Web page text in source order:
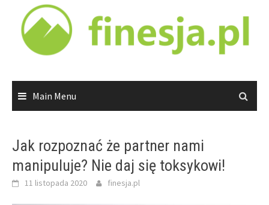
content
Main Menu
Jak rozpoznać że partner nami
manipuluje? Nie daj się toksykowi!
11 listopada 2020 finesja.pl